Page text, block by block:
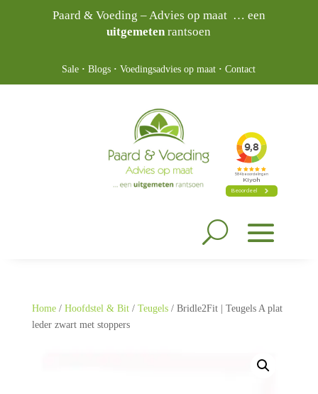
Paard & Voeding – Advies op maat … een
uitgemetenrantsoen
Sale ·Blogs ·Voedingsadvies op maat ·Contact
Home/ Hoofdstel & Bit/ Teugels/ Bridle2Fit | Teugels A plat
leder zwart met stoppers